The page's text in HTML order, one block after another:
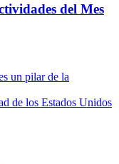
del Mes
un pilar de la
de los Estados Unidos